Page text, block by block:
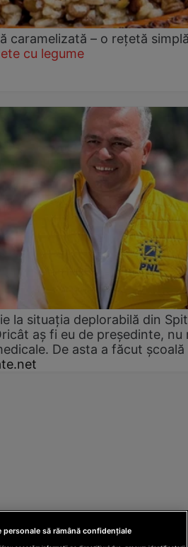
caramelizată – o rețetă
cu legume
la situația deplorabilă din
aș fi eu de președinte, nu
De asta a făcut școală
personale să rămână confidențiale